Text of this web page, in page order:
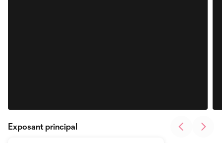
Exposant principal